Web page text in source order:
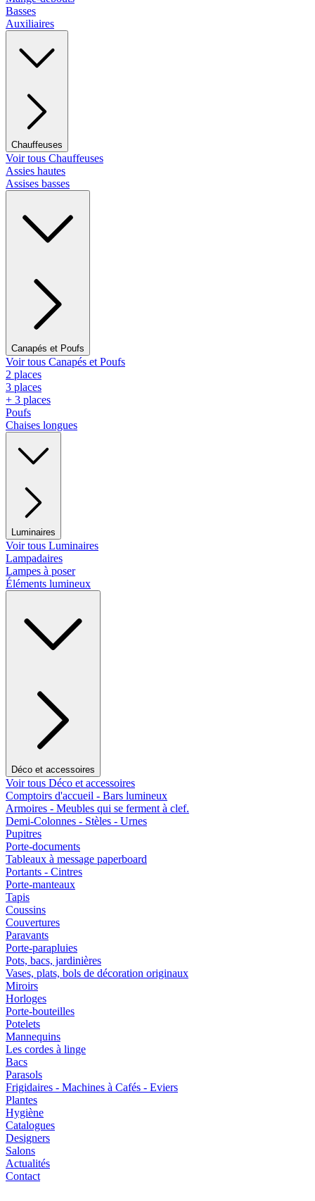
Basses
Auxiliaires
Chauffeuses
Voir tous Chauffeuses
Assies hautes
Assises basses
Canapés et Poufs
Voir tous Canapés et Poufs
2 places
3 places
+ 3 places
Poufs
Chaises longues
Luminaires
Voir tous Luminaires
Lampadaires
Lampes à poser
Éléments lumineux
Déco et accessoires
Voir tous Déco et accessoires
Comptoirs d'accueil - Bars lumineux
Armoires - Meubles qui se ferment à clef.
Demi-Colonnes - Stèles - Urnes
Pupitres
Porte-documents
Tableaux à message paperboard
Portants - Cintres
Porte-manteaux
Tapis
Coussins
Couvertures
Paravants
Porte-parapluies
Pots, bacs, jardinières
Vases, plats, bols de décoration originaux
Miroirs
Horloges
Porte-bouteilles
Potelets
Mannequins
Les cordes à linge
Bacs
Parasols
Frigidaires - Machines à Cafés - Eviers
Plantes
Hygiène
Catalogues
Designers
Salons
Actualités
Contact